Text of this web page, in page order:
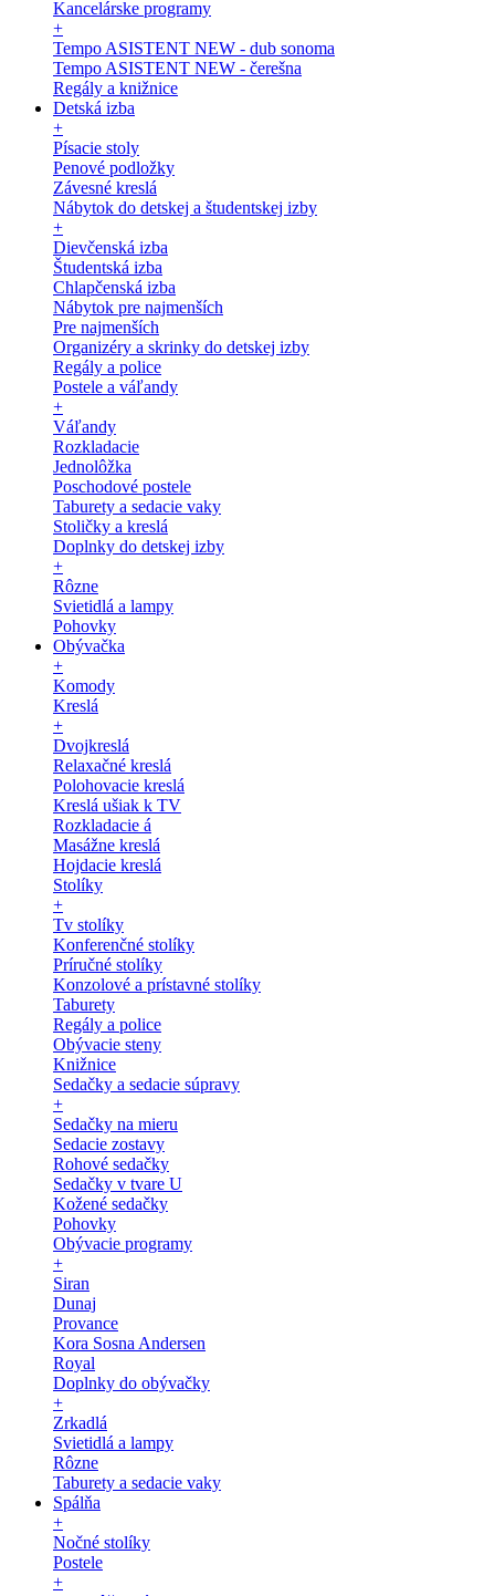
Kancelárske programy
+
Tempo ASISTENT NEW - dub sonoma
Tempo ASISTENT NEW - čerešna
Regály a knižnice
Detská izba
+
Písacie stoly
Penové podložky
Závesné kreslá
Nábytok do detskej a študentskej izby
+
Dievčenská izba
Študentská izba
Chlapčenská izba
Nábytok pre najmenších
Pre najmenších
Organizéry a skrinky do detskej izby
Regály a police
Postele a váľandy
+
Váľandy
Rozkladacie
Jednolôžka
Poschodové postele
Taburety a sedacie vaky
Stoličky a kreslá
Doplnky do detskej izby
+
Rôzne
Svietidlá a lampy
Pohovky
Obývačka
+
Komody
Kreslá
+
Dvojkreslá
Relaxačné kreslá
Polohovacie kreslá
Kreslá ušiak k TV
Rozkladacie á
Masážne kreslá
Hojdacie kreslá
Stolíky
+
Tv stolíky
Konferenčné stolíky
Príručné stolíky
Konzolové a prístavné stolíky
Taburety
Regály a police
Obývacie steny
Knižnice
Sedačky a sedacie súpravy
+
Sedačky na mieru
Sedacie zostavy
Rohové sedačky
Sedačky v tvare U
Kožené sedačky
Pohovky
Obývacie programy
+
Siran
Dunaj
Provance
Kora Sosna Andersen
Royal
Doplnky do obývačky
+
Zrkadlá
Svietidlá a lampy
Rôzne
Taburety a sedacie vaky
Spálňa
+
Nočné stolíky
Postele
+